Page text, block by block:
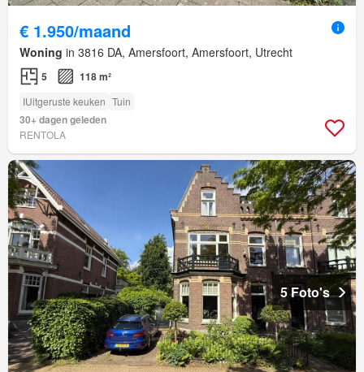
€ 1.950/maand
Woning in 3816 DA, Amersfoort, Amersfoort, Utrecht
5 118 m²
IUitgeruste keuken Tuin
30+ dagen geleden
RENTOLA
5 Foto's